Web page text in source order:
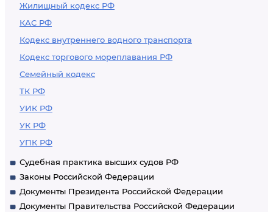
Жилищный кодекс РФ
КАС РФ
Кодекс внутреннего водного транспорта
Кодекс торгового мореплавания РФ
Семейный кодекс
ТК РФ
УИК РФ
УК РФ
УПК РФ
Судебная практика высших судов РФ
Законы Российской Федерации
Документы Президента Российской Федерации
Документы Правительства Российской Федерации